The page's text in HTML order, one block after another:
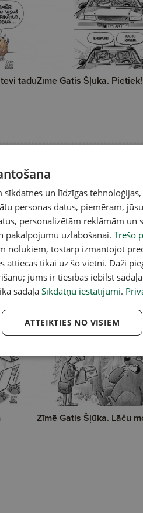
tāduZīmē Gatis Šļūka. Pietiek!
Zīmē Gatis Šļūka. Lāču
un līdzīgas
personas datus, piemēram,
personalizētām reklāmām un
pakalpojumu uzlabošanai. Trešo
nolūkiem, tostarp izmantojot
attiecas tikai uz šo vietni. Daži
jums ir tiesības iebilst sadaļā
sadaļā Sīkdatņu iestatījumi.
ATTEIKTIES NO VISIEM